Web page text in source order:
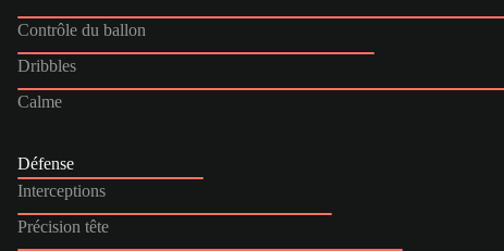
Contrôle du ballon
Dribbles
Calme
Défense
Interceptions
Précision tête